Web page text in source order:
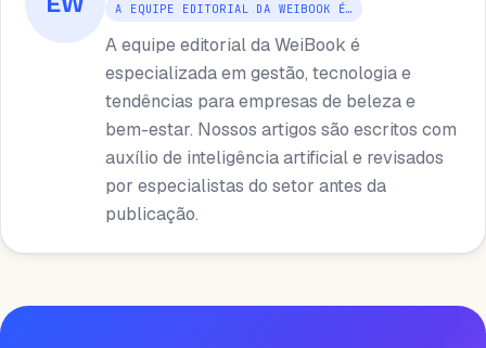
A EQUIPE EDITORIAL DA WEIBOOK É…
A equipe editorial da WeiBook é
especializada em gestão, tecnologia e
tendências para empresas de beleza e
bem-estar. Nossos artigos são escritos com
auxílio de inteligência artificial e revisados ​​
por especialistas do setor antes da
publicação.